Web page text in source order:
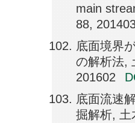
main
88,
底面境界
の解析法,
201602
底面流速
掘解析, 土